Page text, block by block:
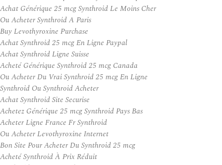
Achat Générique 25 mcg Synthroid Le Moins Cher
Ou Acheter Synthroid A Paris
Buy Levothyroxine Purchase
Achat Synthroid 25 mcg En Ligne Paypal
Achat Synthroid Ligne Suisse
Acheté Générique Synthroid 25 mcg Canada
Ou Acheter Du Vrai Synthroid 25 mcg En Ligne
Synthroid Ou Synthroid Acheter
Achat Synthroid Site Securise
Achetez Générique 25 mcg Synthroid Pays Bas
Acheter Ligne France Fr Synthroid
Ou Acheter Levothyroxine Internet
Bon Site Pour Acheter Du Synthroid 25 mcg
Acheté Synthroid À Prix Réduit